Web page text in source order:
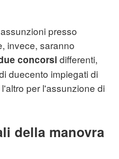
presso
invece, saranno
concorsi differenti,
duecento impiegati di
per l'assunzione di
della manovra